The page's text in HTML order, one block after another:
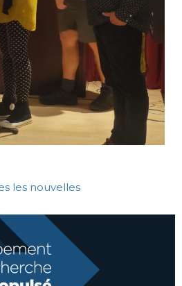
les nouvelles